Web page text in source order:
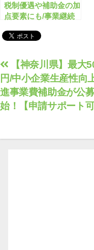
税制優遇や補助金の加
点要素にも/事業継続
投
稿
ナ
ビ
【神奈川県】最大
円/中小企業生産性向
進事業費補助金が公
始！【申請サポート可